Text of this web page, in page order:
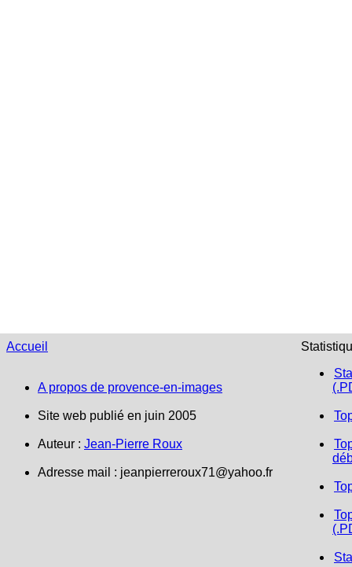
Accueil
A propos de provence-en-images
Site web publié en juin 2005
Auteur : Jean-Pierre Roux
Adresse mail : jeanpierreroux71@yahoo.fr